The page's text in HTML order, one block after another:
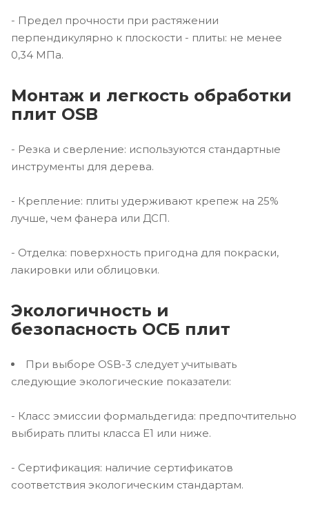
- Предел прочности при растяжении
перпендикулярно к плоскости - плиты: не менее
0,34 МПа.
Монтаж и легкость обработки
плит OSB
- Резка и сверление: используются стандартные
инструменты для дерева.
- Крепление: плиты удерживают крепеж на 25%
лучше, чем фанера или ДСП.
- Отделка: поверхность пригодна для покраски,
лакировки или облицовки.
Экологичность и
безопасность ОСБ плит
При выборе OSB-3 следует учитывать
следующие экологические показатели:
- Класс эмиссии формальдегида: предпочтительно
выбирать плиты класса E1 или ниже.
- Сертификация: наличие сертификатов
соответствия экологическим стандартам.